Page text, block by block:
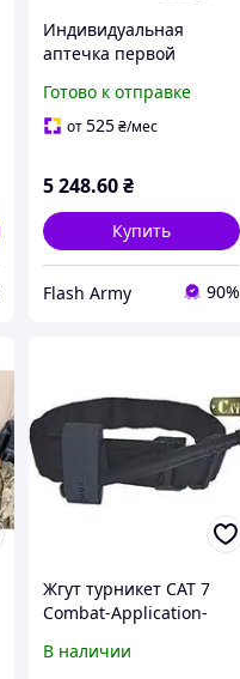
Индивидуальная
аптечка первой
Kit расширенная (с
турникетом CAT 7)
Готово к отправке
от525₴/мес
5 248.60₴
Купить
Flash Army 90%
Жгут турникет CAT 7
Combat-Application-
7 (Оригинал)
В наличии